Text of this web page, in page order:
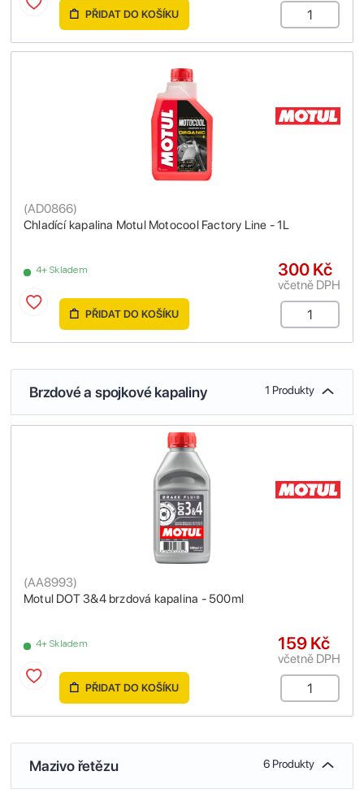
PŘIDAT DO KOŠÍKU
Chladící kapalina Motul Motocool Factory Line - 1L
(AD0866)
4+ Skladem 300 Kč
včetně DPH
PŘIDAT DO KOŠÍKU
Brzdové a spojkové kapaliny 1 Produkty
Motul DOT 3&4 brzdová kapalina - 500ml
(AA8993)
4+ Skladem 159 Kč
včetně DPH
PŘIDAT DO KOŠÍKU
Mazivo řetězu 6 Produkty